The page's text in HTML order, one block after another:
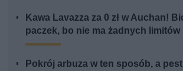
Kawa Lavazza za 0 zł w Auchan!
paczek, bo nie ma żadnych limitów
Pokrój arbuza w ten sposób, a